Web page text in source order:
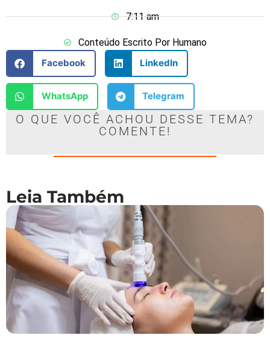
7:11 am
Conteúdo Escrito Por Humano
Facebook
LinkedIn
WhatsApp Telegram
O QUE VOCÊ ACHOU DESSE TEMA?
COMENTE!
Leia Também